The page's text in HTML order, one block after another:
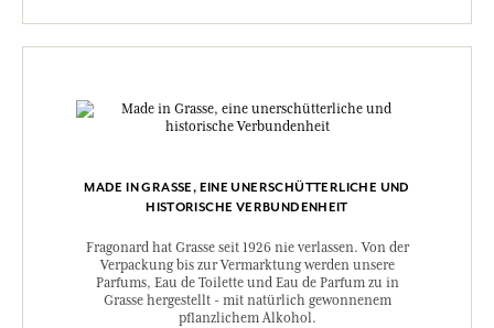
MADE IN GRASSE, EINE UNERSCHÜTTERLICHE UND
HISTORISCHE VERBUNDENHEIT
Fragonard hat Grasse seit 1926 nie verlassen. Von der
Verpackung bis zur Vermarktung werden unsere
Parfums, Eau de Toilette und Eau de Parfum zu in
Grasse hergestellt - mit natürlich gewonnenem
pflanzlichem Alkohol.